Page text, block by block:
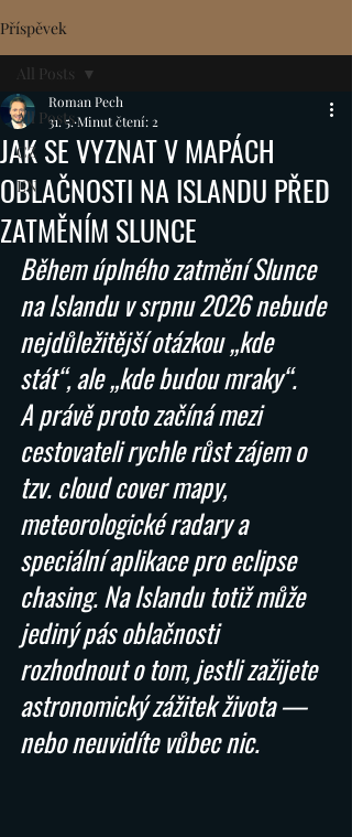
Příspěvek
All Posts
CZ
EN
All Posts
JAK SE VYZNAT V MAPÁCH
OBLAČNOSTI NA ISLANDU PŘED
ZATMĚNÍM SLUNCE
Roman Pech
31. 5.Minut čtení: 2
Během úplného zatmění Slunce
na Islandu v srpnu 2026 nebude
nejdůležitější otázkou „kde
stát“, ale „kde budou mraky“.
A právě proto začíná mezi
cestovateli rychle růst zájem o
tzv. cloud cover mapy,
meteorologické radary a
speciální aplikace pro eclipse
chasing. Na Islandu totiž může
jediný pás oblačnosti
rozhodnout o tom, jestli zažijete
astronomický zážitek života —
nebo neuvidíte vůbec nic.